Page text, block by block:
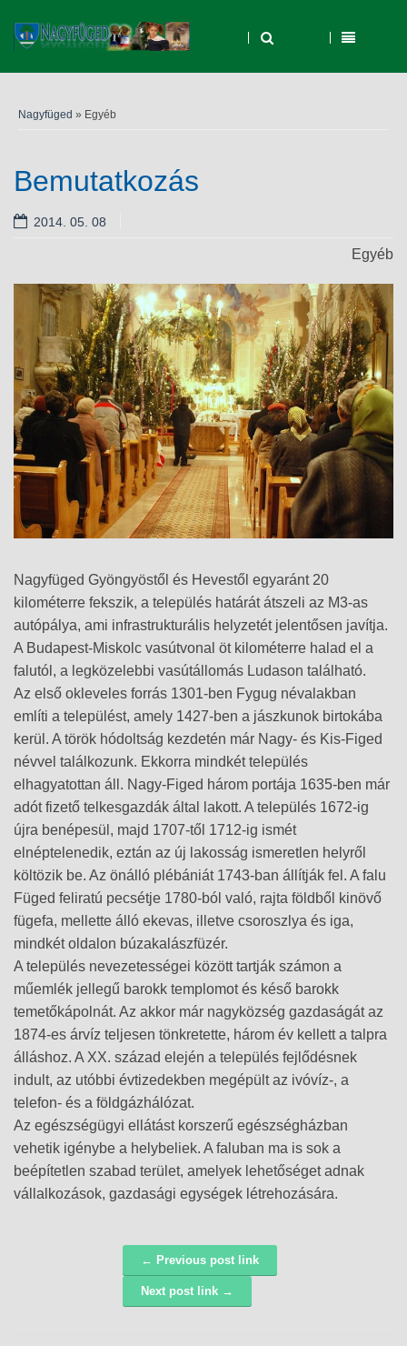
Nagyfüged » Egyéb
Bemutatkozás
2014. 05. 08
Egyéb
Nagyfüged Gyöngyöstől és Hevestől egyaránt 20
kilométerre fekszik, a település határát átszeli az M3-as
autópálya, ami infrastrukturális helyzetét jelentősen javítja.
A Budapest-Miskolc vasútvonal öt kilométerre halad el a
falutól, a legközelebbi vasútállomás Ludason található.
Az első okleveles forrás 1301-ben Fygug névalakban
említi a települést, amely 1427-ben a jászkunok birtokába
kerül. A török hódoltság kezdetén már Nagy- és Kis-Figed
névvel találkozunk. Ekkorra mindkét település
elhagyatottan áll. Nagy-Figed három portája 1635-ben már
adót fizető telkesgazdák által lakott. A település 1672-ig
újra benépesül, majd 1707-től 1712-ig ismét
elnéptelenedik, eztán az új lakosság ismeretlen helyről
költözik be. Az önálló plébániát 1743-ban állítják fel. A falu
Füged feliratú pecsétje 1780-ból való, rajta földből kinövő
fügefa, mellette álló ekevas, illetve csoroszlya és iga,
mindkét oldalon búzakalászfüzér.
A település nevezetességei között tartják számon a
műemlék jellegű barokk templomot és késő barokk
temetőkápolnát. Az akkor már nagyközség gazdaságát az
1874-es árvíz teljesen tönkretette, három év kellett a talpra
álláshoz. A XX. század elején a település fejlődésnek
indult, az utóbbi évtizedekben megépült az ivóvíz-, a
telefon- és a földgázhálózat.
Az egészségügyi ellátást korszerű egészségházban
vehetik igénybe a helybeliek. A faluban ma is sok a
beépítetlen szabad terület, amelyek lehetőséget adnak
vállalkozások, gazdasági egységek létrehozására.
Navigáció ← Previous post link
Next post link →